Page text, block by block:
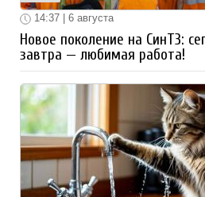
14:37 | 6 августа
Новое поколение на СинТЗ:
завтра — любимая работа!